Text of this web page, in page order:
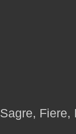
Sagre, Fiere,